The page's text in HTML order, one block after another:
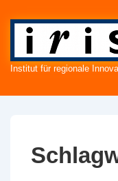
Institut für regionale